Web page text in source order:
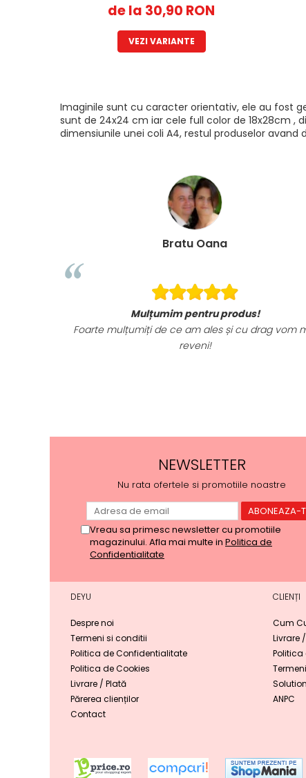
de la 30,90 RON
VEZI VARIANTE
Imaginile sunt cu caracter orientativ, ele au fost
sunt de 24x24 cm iar cele full color de 18x28cm ,
dimensiunile unei coli A4, restul produselor avand
Bratu Oana
Mulțumim pentru produs!
Foarte mulțumiți de ce am ales și cu drag vom
reveni!
NEWSLETTER
Nu rata ofertele si promotiile noastre
Vreau sa primesc newsletter cu promotiile
magazinului. Afla mai multe in Politica de
Confidentialitate
DEYU
Despre noi
Termeni si conditii
Politica de Confidentialitate
Politica de Cookies
Livrare / Plată
Părerea clienților
Contact
CLIENȚI
Cum
Livrare
Politica
ANPC